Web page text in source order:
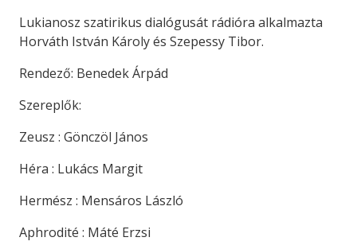
Lukianosz szatirikus dialógusát rádióra alkalmazta
Horváth István Károly és Szepessy Tibor.
Rendező: Benedek Árpád
Szereplők:
Zeusz : Gönczöl János
Héra : Lukács Margit
Hermész : Mensáros László
Aphrodité : Máté Erzsi